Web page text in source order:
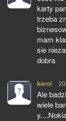
karty
trzeba
mam
sie
dobra
karol
Ale
wiele